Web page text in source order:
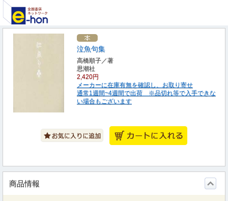
泣魚句集
高橋順子／著
思潮社
2,420円
メーカーに在庫有無を確認し、お取り寄せ
通常1週間~4週間で出荷 ※品切れ等で入手できな
い場合もございます
商品情報